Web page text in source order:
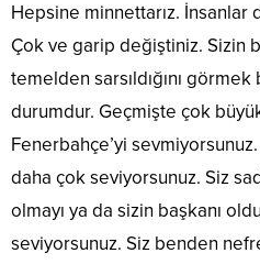
Hepsine minnettarız.
Çok ve garip değiştiniz. Sizin
temelden sarsıldığını
durumdur. Geçmişte çok
Fenerbahçe’yi
daha çok seviyorsunuz. Siz
olmayı ya da sizin başkanı
seviyorsunuz. Siz benden